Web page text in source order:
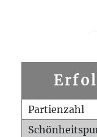
Partienzahl